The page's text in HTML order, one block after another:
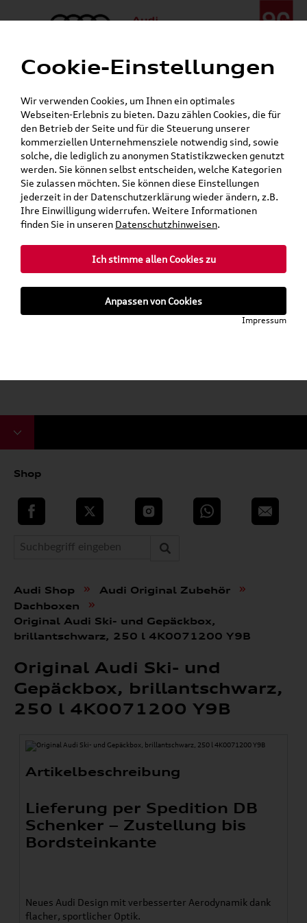
Menü
24h-Pannenhilfe:+49 (0)171 / 870 72 87
Öffnet in 7 Stunden, 17 Minuten
Verkauf:
Mo. - Fr. 08:00 - 19:00 Uhr Sa. 09:00 - 13:00 Uhr
Service:Mo. - Fr. 06:00 - 20:00 Uhr Sa. 08:00 - 13:00 Uhr
Jetzt sparen bei unseren
Dachboxen!
Grundträger zum Schnäppchenpreis
Shop
teilen Twitter Instagram WhatsApp E-Mail
Audi Shop » Audi Original Zubehör »
Dachboxen »
Original Audi Ski- und Gepäckbox,
brillantschwarz, 250 l 4K0071200 Y9B
Original Audi Ski- und
Gepäckbox, brillantschwarz,
250 l 4K0071200 Y9B
Artikelbeschreibung
Lieferung per Spedition DB
Schenker – Zustellung bis
Bordsteinkante
Neues Audi Design mit verbesserter Aerodynamik dank
flacher, sportlicher Optik.
Cookie-Einstellungen
Wir verwenden Cookies, um Ihnen ein optimales
Webseiten-Erlebnis zu bieten. Dazu zählen Cookies, die für
den Betrieb der Seite und für die Steuerung unserer
kommerziellen Unternehmensziele notwendig sind, sowie
solche, die lediglich zu anonymen Statistikzwecken genutzt
werden. Sie können selbst entscheiden, welche Kategorien
Sie zulassen möchten. Sie können diese Einstellungen
jederzeit in der Datenschutzerklärung wieder ändern, z.B.
Ihre Einwilligung widerrufen. Weitere Informationen
finden Sie in unseren Datenschutzhinweisen.
Ich stimme allen Cookies zu
Anpassen von Cookies
Impressum